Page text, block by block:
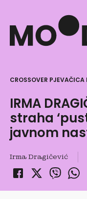
CROSSOVER
IRMA
straha
javnom
Irma Dragičević